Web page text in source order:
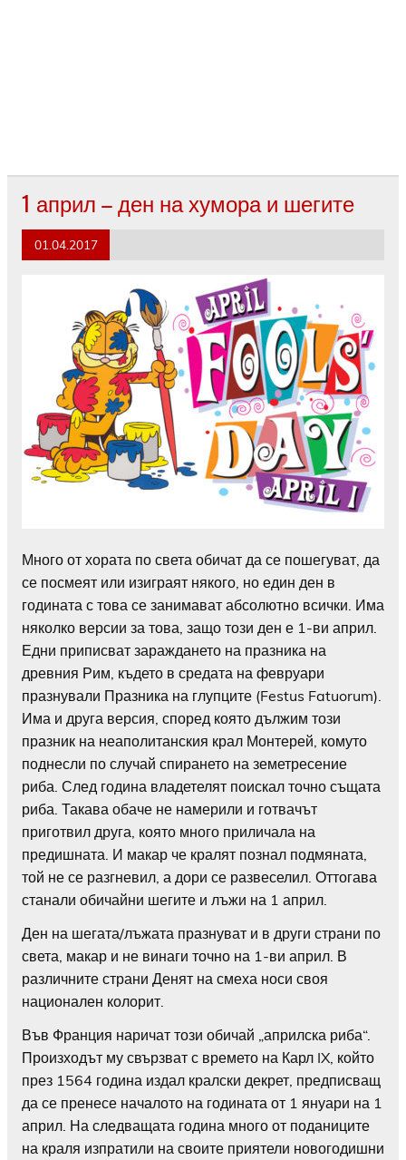
1 април – ден на хумора и шегите
01.04.2017
Много от хората по света обичат да се пошегуват, да
се посмеят или изиграят някого, но един ден в
годината с това се занимават абсолютно всички. Има
няколко версии за това, защо този ден е 1-ви април.
Едни приписват зараждането на празника на
древния Рим, където в средата на февруари
празнували Празника на глупците (Festus Fatuorum).
Има и друга версия, според която дължим този
празник на неаполитанския крал Монтерей, комуто
поднесли по случай спирането на земетресение
риба. След година владетелят поискал точно същата
риба. Такава обаче не намерили и готвачът
приготвил друга, която много приличала на
предишната. И макар че кралят познал подмяната,
той не се разгневил, а дори се развеселил. Оттогава
станали обичайни шегите и лъжи на 1 април.
Ден на шегата/лъжата празнуват и в други страни по
света, макар и не винаги точно на 1-ви април. В
различните страни Денят на смеха носи своя
национален колорит.
Във Франция наричат този обичай „априлска риба“.
Произходът му свързват с времето на Карл IX, който
през 1564 година издал кралски декрет, предписващ
да се пренесе началото на годината от 1 януари на 1
април. На следващата година много от поданиците
на краля изпратили на своите приятели новогодишни